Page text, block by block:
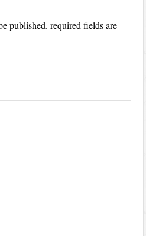
published. required fields are